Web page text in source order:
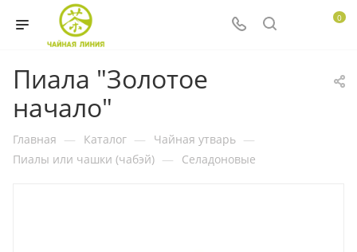
0
Пиала "Золотое
начало"
Главная — Каталог — Чайная утварь —
Пиалы или чашки (чабэй) — Селадоновые